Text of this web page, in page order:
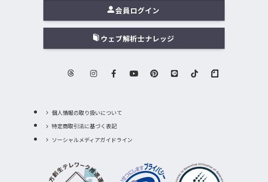
会員ログイン
ウェブ解析士ナレッジ
個人情報の取り扱いについて
特定商取引法に基づく表記
ソーシャルメディアガイドライン